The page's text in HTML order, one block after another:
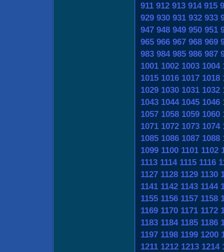
911 912 913 914 915
929 930 931 932 933
947 948 949 950 951
965 966 967 968 969
983 984 985 986 987
1001 1002 1003 1004
1015 1016 1017 1018
1029 1030 1031 1032
1043 1044 1045 1046
1057 1058 1059 1060
1071 1072 1073 1074
1085 1086 1087 1088
1099 1100 1101 1102
1113 1114 1115 1116
1127 1128 1129 1130
1141 1142 1143 1144
1155 1156 1157 1158
1169 1170 1171 1172
1183 1184 1185 1186
1197 1198 1199 1200
1211 1212 1213 1214